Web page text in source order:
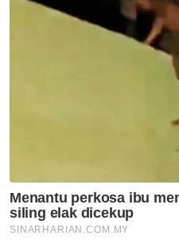
Analisis Sinar
AI bukan
Tragedi